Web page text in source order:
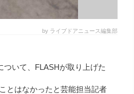
by ライブドアニュース編集部
いて、FLASHが取り上げた
とはなかったと芸能担当記者